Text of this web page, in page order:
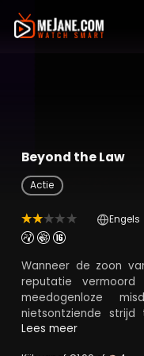
Beyond the Law
Actie
Engels
Wanneer de zoon
reputatie
meedogenloze
nietsontziende
uiterste gaan om hun
Lees meer